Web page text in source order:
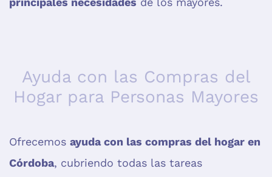
Ayuda con las Compras del
Hogar para Personas Mayores
Ofrecemos ayuda con las compras del hogar en
Córdoba, cubriendo todas las tareas